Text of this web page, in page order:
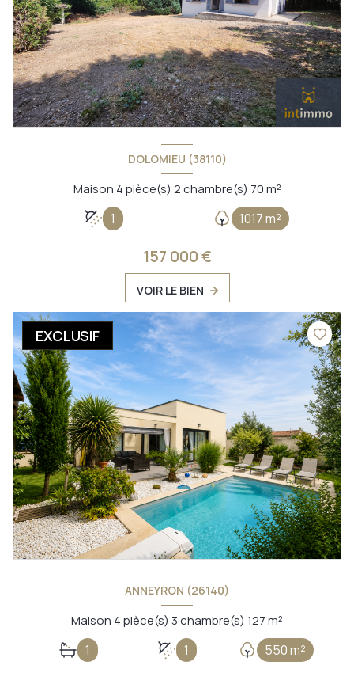
DOLOMIEU (38110)
Maison 4 pièce(s) 2 chambre(s) 70 m²
1 1017 m²
157 000 €
VOIR LE BIEN
EXCLUSIF
ANNEYRON (26140)
Maison 4 pièce(s) 3 chambre(s) 127 m²
1 1 550 m²